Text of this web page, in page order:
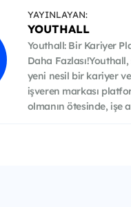
YAYINLAYAN:
YOUTHALL
Youthall: Bir Kariyer
Daha
yeni nesil bir kariyer
işveren markası
olmanın ötesinde, işe